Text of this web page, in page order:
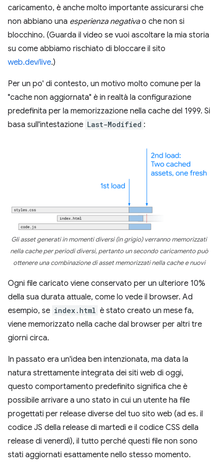
caricamento, è anche molto importante assicurarsi che
non abbiano una esperienza negativao che non si
blocchino. (Guarda il video se vuoi ascoltare la mia storia
su come abbiamo rischiato di bloccare il sito
web.dev/live.)
Per un po' di contesto, un motivo molto comune per la
"cache non aggiornata" è in realtà la configurazione
predefinita per la memorizzazione nella cache del 1999. Si
basa sull'intestazione Last-Modified :
Gli asset generati in momenti diversi (in grigio) verranno memorizzati
nella cache per periodi diversi, pertanto un secondo caricamento può
ottenere una combinazione di asset memorizzati nella cache e nuovi
Ogni file caricato viene conservato per un ulteriore 10%
della sua durata attuale, come lo vede il browser. Ad
esempio, se index.html è stato creato un mese fa,
viene memorizzato nella cache dal browser per altri tre
giorni circa.
In passato era un'idea ben intenzionata, ma data la
natura strettamente integrata dei siti web di oggi,
questo comportamento predefinito significa che è
possibile arrivare a uno stato in cui un utente ha file
progettati per release diverse del tuo sito web (ad es. il
codice JS della release di martedì e il codice CSS della
release di venerdì), il tutto perché questi file non sono
stati aggiornati esattamente nello stesso momento.